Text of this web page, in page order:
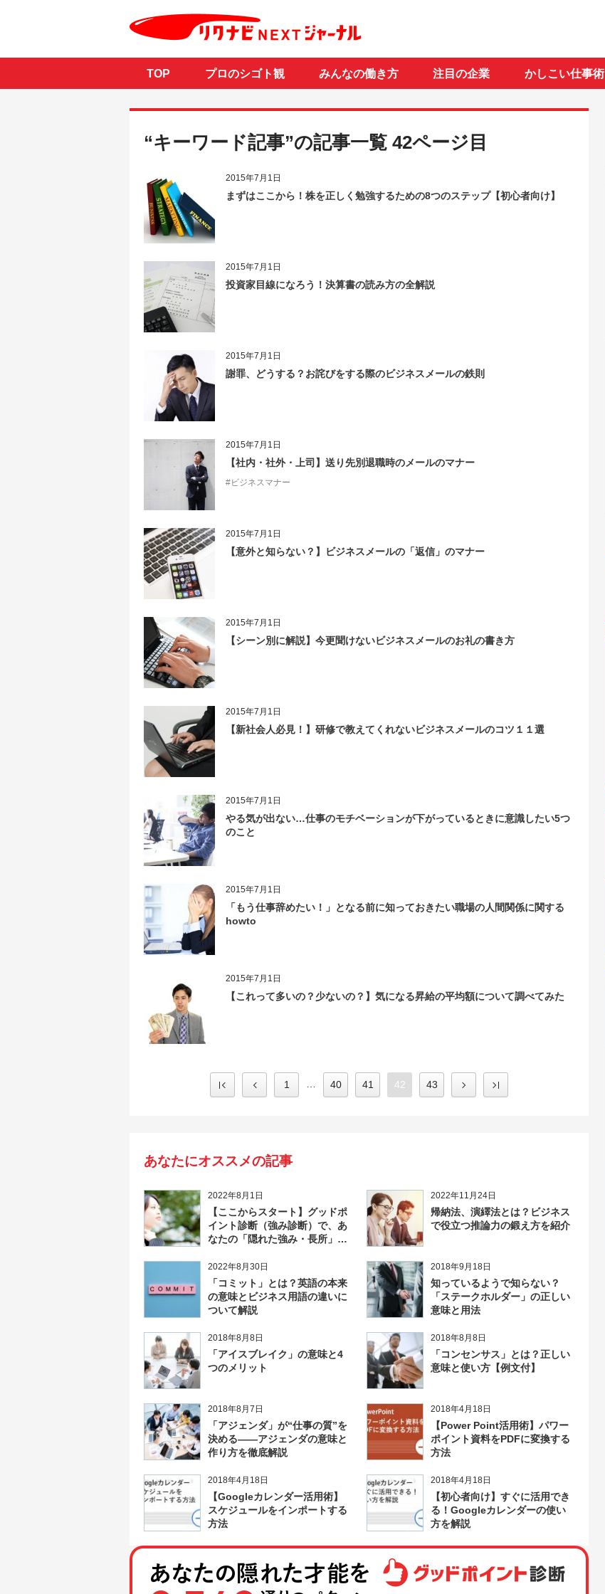
TOP プロのシゴト観 みんなの働き方 注目の企業 かしこい仕事術
“キーワード記事”の記事一覧 42ページ目
2015年7月1日
まずはここから！株を正しく勉強するための8つのステップ【初心者向け】
2015年7月1日
投資家目線になろう！決算書の読み方の全解説
2015年7月1日
謝罪、どうする？お詫びをする際のビジネスメールの鉄則
2015年7月1日
【社内・社外・上司】送り先別退職時のメールのマナー
#ビジネスマナー
2015年7月1日
【意外と知らない？】ビジネスメールの「返信」のマナー
2015年7月1日
【シーン別に解説】今更聞けないビジネスメールのお礼の書き方
2015年7月1日
【新社会人必見！】研修で教えてくれないビジネスメールのコツ１１選
2015年7月1日
やる気が出ない…仕事のモチベーションが下がっているときに意識したい5つ
のこと
2015年7月1日
「もう仕事辞めたい！」となる前に知っておきたい職場の人間関係に関する
howto
2015年7月1日
【これって多いの？少ないの？】気になる昇給の平均額について調べてみた
1 40 41 42 43
あなたにオススメの記事
2022年8月1日
【ここからスタート】グッドポ
イント診断（強み診断）で、あ
なたの「隠れた強み・長所」を
2022年11月24日
帰納法、演繹法とは？ビジネス
で役立つ推論力の鍛え方を紹介
2022年8月30日
「コミット」とは？英語の本来
の意味とビジネス用語の違いに
ついて解説
2018年9月18日
知っているようで知らない？
「ステークホルダー」の正しい
意味と用法
2018年8月8日
「アイスブレイク」の意味と4
つのメリット
2018年8月8日
「コンセンサス」とは？正しい
意味と使い方【例文付】
2018年8月7日
「アジェンダ」が“仕事の質”を
決める――アジェンダの意味と
作り方を徹底解説
2018年4月18日
【Power Point活用術】パワー
ポイント資料をPDFに変換する
方法
2018年4月18日
【Googleカレンダー活用術】
スケジュールをインポートする
方法
2018年4月18日
【初心者向け】すぐに活用でき
る！Googleカレンダーの使い
方を解説